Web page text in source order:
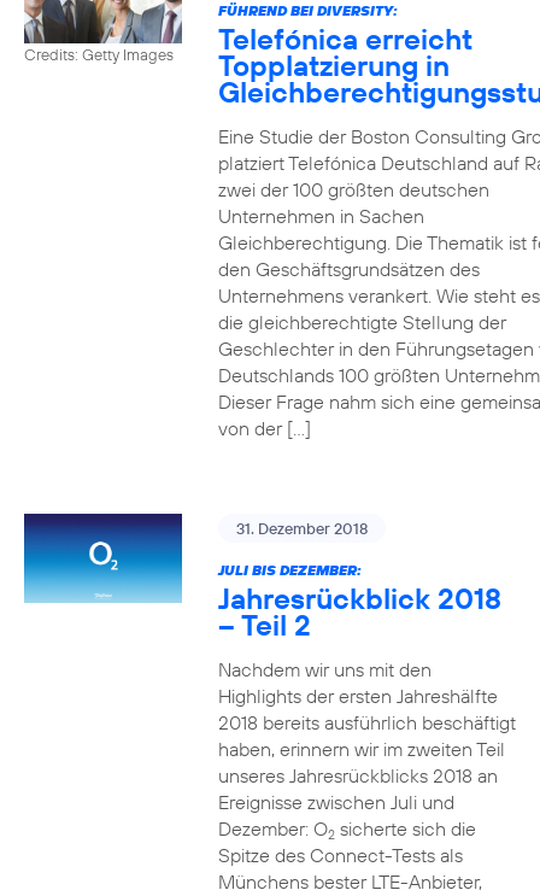
Credits: Getty Images
FÜHREND BEI DIVERSITY:
Telefónica erreicht
Topplatzierung in
Eine Studie der Boston Consulting
platziert Telefónica Deutschland auf
zwei der 100 größten deutschen
Unternehmen in Sachen
Gleichberechtigung. Die Thematik ist
den Geschäftsgrundsätzen des
Unternehmens verankert. Wie steht
die gleichberechtigte Stellung der
Geschlechter in den Führungsetagen
Deutschlands 100 größten
Dieser Frage nahm sich eine
von der […]
31. Dezember 2018
JULI BIS DEZEMBER:
Jahresrückblick 2018
– Teil 2
Nachdem wir uns mit den
Highlights der ersten Jahreshälfte
2018 bereits ausführlich beschäftigt
haben, erinnern wir im zweiten Teil
unseres Jahresrückblicks 2018 an
Ereignisse zwischen Juli und
Dezember: O2sicherte sich die
Spitze des Connect-Tests als
Münchens bester LTE-Anbieter,